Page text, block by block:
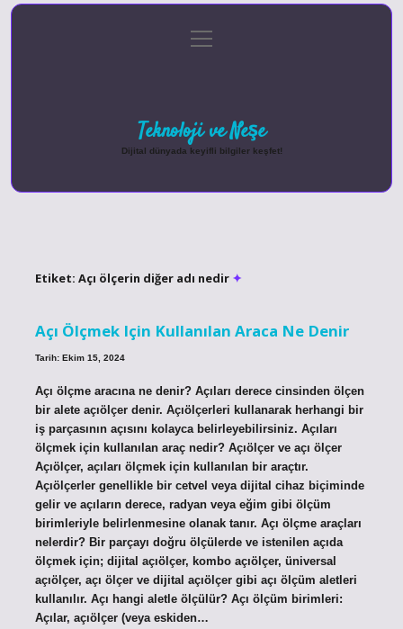
Gizlilik Politikası
menüyü
aç
Teknoloji ve Neşe
Dijital dünyada keyifli bilgiler keşfet!
Etiket: Açı ölçerin diğer adı nedir
Açı Ölçmek Için Kullanılan Araca Ne Denir
Tarih: Ekim 15, 2024
Açı ölçme aracına ne denir? Açıları derece cinsinden ölçen
bir alete açıölçer denir. Açıölçerleri kullanarak herhangi bir
iş parçasının açısını kolayca belirleyebilirsiniz. Açıları
ölçmek için kullanılan araç nedir? Açıölçer ve açı ölçer
Açıölçer, açıları ölçmek için kullanılan bir araçtır.
Açıölçerler genellikle bir cetvel veya dijital cihaz biçiminde
gelir ve açıların derece, radyan veya eğim gibi ölçüm
birimleriyle belirlenmesine olanak tanır. Açı ölçme araçları
nelerdir? Bir parçayı doğru ölçülerde ve istenilen açıda
ölçmek için; dijital açıölçer, kombo açıölçer, üniversal
açıölçer, açı ölçer ve dijital açıölçer gibi açı ölçüm aletleri
kullanılır. Açı hangi aletle ölçülür? Açı ölçüm birimleri:
Açılar, açıölçer (veya eskiden…